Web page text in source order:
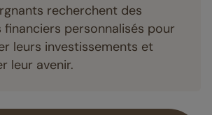
recherchent des
financiers personnalisés pour
leurs investissements et
leur avenir.